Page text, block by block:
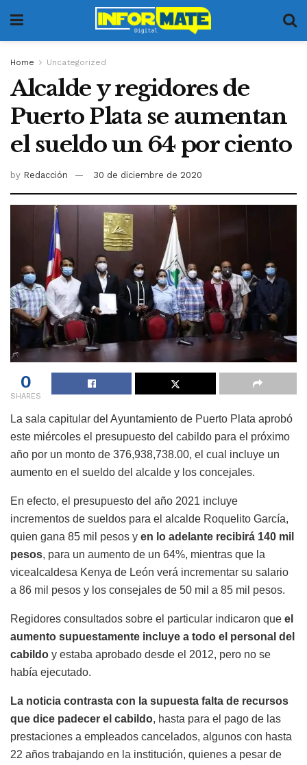
Home Uncategorized
Alcalde y regidores de
Puerto Plata se aumentan
el sueldo un 64 por ciento
by Redacción 30 de diciembre de 2020
0
SHARES
La sala capitular del Ayuntamiento de Puerto Plata aprobó
este miércoles el presupuesto del cabildo para el próximo
año por un monto de 376,938,738.00, el cual incluye un
aumento en el sueldo del alcalde y los concejales.
En efecto, el presupuesto del año 2021 incluye
incrementos de sueldos para el alcalde Roquelito García,
quien gana 85 mil pesos y en lo adelante recibirá 140 mil
pesos, para un aumento de un 64%, mientras que la
vicealcaldesa Kenya de León verá incrementar su salario
a 86 mil pesos y los consejales de 50 mil a 85 mil pesos.
Regidores consultados sobre el particular indicaron que el
aumento supuestamente incluye a todo el personal del
cabildo y estaba aprobado desde el 2012, pero no se
había ejecutado.
La noticia contrasta con la supuesta falta de recursos
que dice padecer el cabildo, hasta para el pago de las
prestaciones a empleados cancelados, algunos con hasta
22 años trabajando en la institución, quienes a pesar de